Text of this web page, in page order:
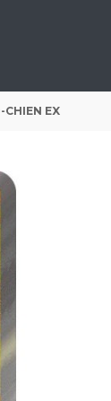
CHIEN EX